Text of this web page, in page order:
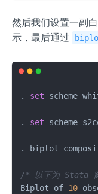
然后我们设置一副
示，最后通过
. set scheme
. set scheme
/* 以下为 Stata
Biplot of 10